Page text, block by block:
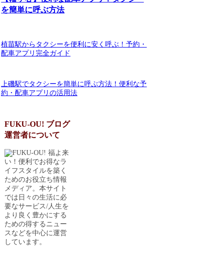
を簡単に呼ぶ方法
植苗駅からタクシーを便利に安く呼ぶ！予約・
配車アプリ完全ガイド
上磯駅でタクシーを簡単に呼ぶ方法！便利な予
約・配車アプリの活用法
FUKU-OU! ブログ
運営者について
福よ来
い！便利でお得なラ
イフスタイルを築く
ためのお役立ち情報
メディア。本サイト
では日々の生活に必
要なサービス/人生を
より良く豊かにする
ための得するニュー
スなどを中心に運営
しています。